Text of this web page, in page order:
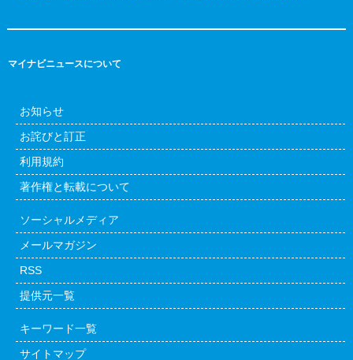
マイナビニュースについて
お知らせ
お詫びと訂正
利用規約
著作権と転載について
ソーシャルメディア
メールマガジン
RSS
提供元一覧
キーワード一覧
サイトマップ